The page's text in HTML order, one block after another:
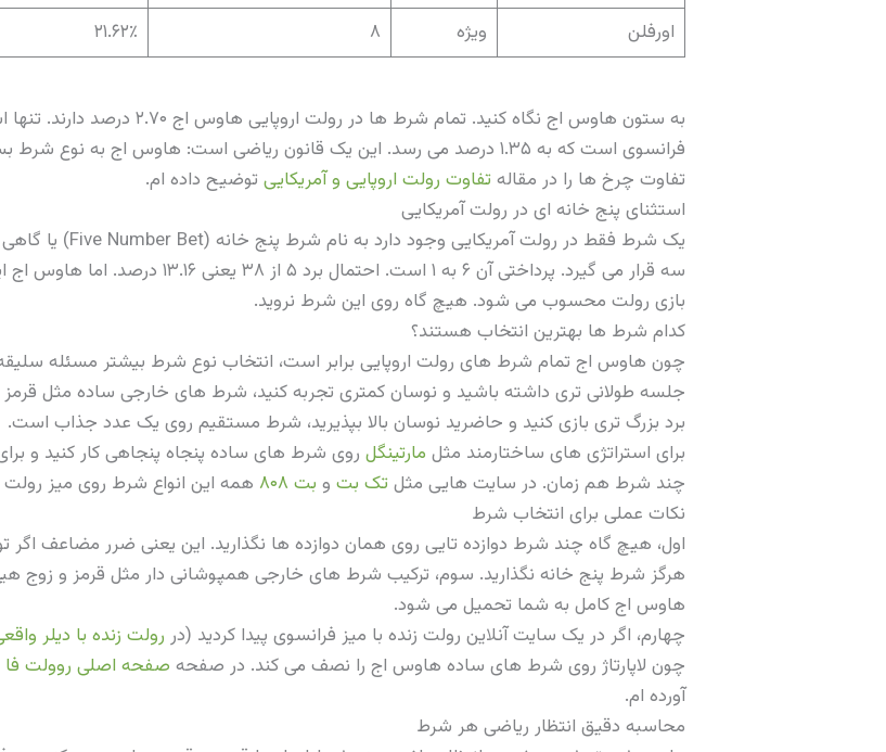
اورفلن
ویژه ۸ ۲۱.۶۲٪
به ستون هاوس اج نگاه کنید. تمام
فرانسوی است که به ۱.۳۵ درصد می رسد. این یک قانون ریاضی است: هاوس اج به
تفاوت چرخ ها را در مقالهتفاوت رولت اروپایی و آمریکایی توضیح داده ام.
استثنای پنج خانه ای در رولت آمریکایی
بازی رولت محسوب می شود. هیچ گاه روی این شرط نروید.
کدام شرط ها بهترین انتخاب هستند؟
چون هاوس اج تمام شرط های رولت اروپایی برابر است، انتخاب نوع شرط بیشتر مسئله
جلسه طولانی تری داشته باشید و نوسان کمتری تجربه کنید، شرط های خارجی ساده مثل
برد بزرگ تری بازی کنید و حاضرید نوسان بالا بپذیرید، شرط مستقیم روی یک عدد جذاب است.
برای استراتژی های ساختارمند مثل مارتینگل روی شرط های ساده پنجاه پنجاهی کار کنید و
چند شرط هم زمان. در سایت هایی مثلتک بت و بت ۸۰۸
همه این انواع شرط روی میز رولت
نکات عملی برای انتخاب شرط
اول، هیچ گاه چند شرط دوازده تایی روی همان دوازده ها نگذارید. این یعنی ضرر مضاعف اگر
هرگز شرط پنج خانه نگذارید. سوم، ترکیب شرط های خارجی همپوشانی دار مثل قرمز و زوج
هاوس اج کامل به شما تحمیل می شود.
چهارم، اگر در یک سایت آنلاین رولت زنده با میز فرانسوی پیدا کردید (در رولت زنده با دیلر
چون لاپارتاژ روی شرط های ساده هاوس اج را نصف می کند. در صفحه صفحه اصلی روولت فا
آورده ام.
محاسبه دقیق انتظار ریاضی هر شرط